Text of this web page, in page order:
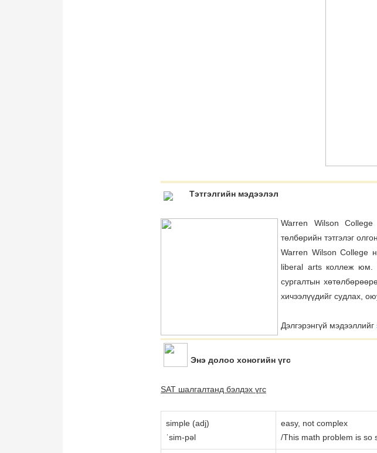
Тэтгэлгийн мэдээлэл
Warren Wilson
төлбөрийн тэтгэлэг
Warren Wilson College
liberal arts коллеж юм.
сургалтын
хичээлүүдийг судлах,
Дэлгэрэнгүй мэдээллийг
Энэ долоо хоногийн үгc
SAT шалгалтанд бэлдэх үгc
simple (adj)
ˈsim-pəl
easy, not complex
/This math problem is so